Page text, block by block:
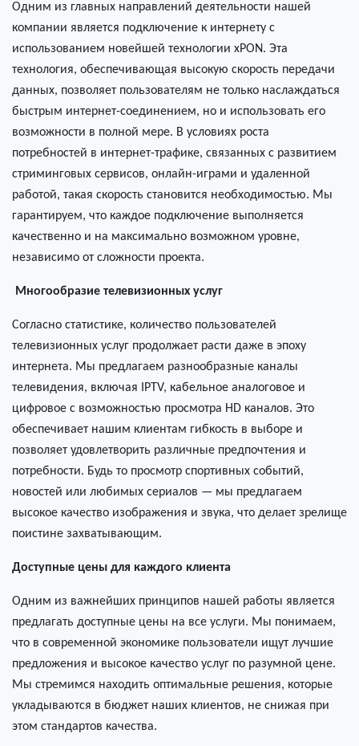
Одним из главных направлений деятельности нашей
компании является подключение к интернету с
использованием новейшей технологии хPON. Эта
технология, обеспечивающая высокую скорость передачи
данных, позволяет пользователям не только наслаждаться
быстрым интернет-соединением, но и использовать его
возможности в полной мере. В условиях роста
потребностей в интернет-трафике, связанных с развитием
стриминговых сервисов, онлайн-играми и удаленной
работой, такая скорость становится необходимостью. Мы
гарантируем, что каждое подключение выполняется
качественно и на максимально возможном уровне,
независимо от сложности проекта.
Многообразие телевизионных услуг
Согласно статистике, количество пользователей
телевизионных услуг продолжает расти даже в эпоху
интернета. Мы предлагаем разнообразные каналы
телевидения, включая IPTV, кабельное аналоговое и
цифровое с возможностью просмотра HD каналов. Это
обеспечивает нашим клиентам гибкость в выборе и
позволяет удовлетворить различные предпочтения и
потребности. Будь то просмотр спортивных событий,
новостей или любимых сериалов — мы предлагаем
высокое качество изображения и звука, что делает зрелище
поистине захватывающим.
Доступные цены для каждого клиента
Одним из важнейших принципов нашей работы является
предлагать доступные цены на все услуги. Мы понимаем,
что в современной экономике пользователи ищут лучшие
предложения и высокое качество услуг по разумной цене.
Мы стремимся находить оптимальные решения, которые
укладываются в бюджет наших клиентов, не снижая при
этом стандартов качества.